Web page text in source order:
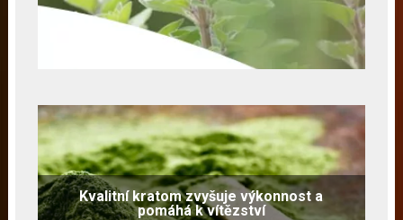
Kvalitní kratom zvyšuje výkonnost a
pomáhá k vítězství